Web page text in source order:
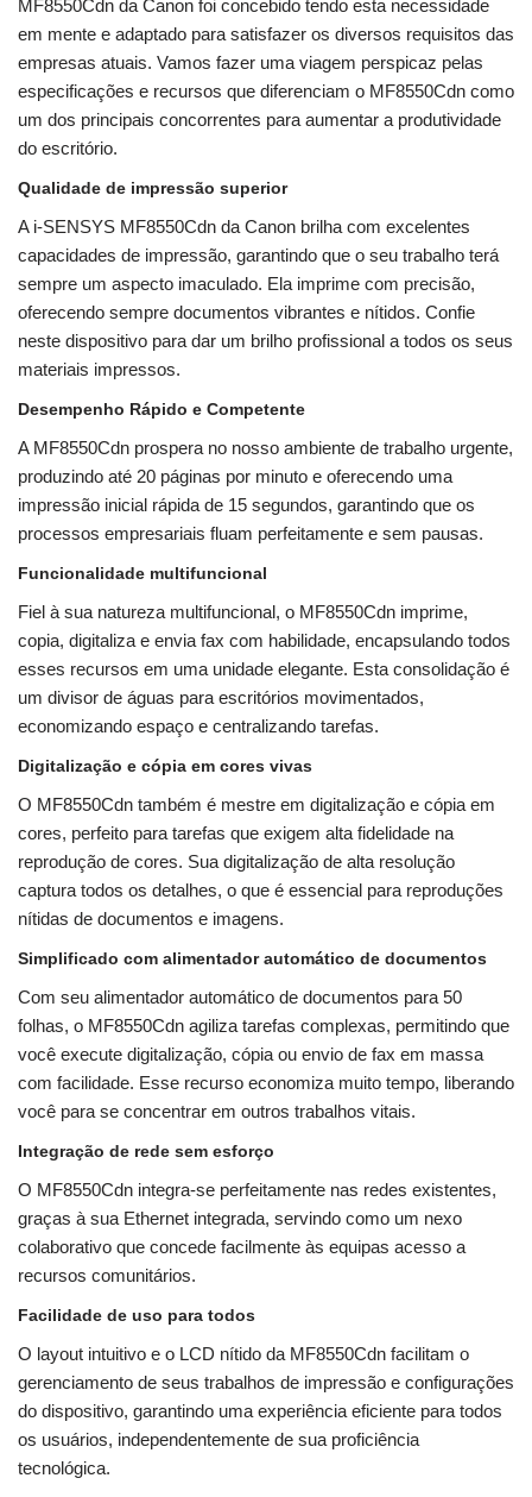
MF8550Cdn da Canon foi concebido tendo esta necessidade
em mente e adaptado para satisfazer os diversos requisitos das
empresas atuais. Vamos fazer uma viagem perspicaz pelas
especificações e recursos que diferenciam o MF8550Cdn como
um dos principais concorrentes para aumentar a produtividade
do escritório.
Qualidade de impressão superior
A i-SENSYS MF8550Cdn da Canon brilha com excelentes
capacidades de impressão, garantindo que o seu trabalho terá
sempre um aspecto imaculado. Ela imprime com precisão,
oferecendo sempre documentos vibrantes e nítidos. Confie
neste dispositivo para dar um brilho profissional a todos os seus
materiais impressos.
Desempenho Rápido e Competente
A MF8550Cdn prospera no nosso ambiente de trabalho urgente,
produzindo até 20 páginas por minuto e oferecendo uma
impressão inicial rápida de 15 segundos, garantindo que os
processos empresariais fluam perfeitamente e sem pausas.
Funcionalidade multifuncional
Fiel à sua natureza multifuncional, o MF8550Cdn imprime,
copia, digitaliza e envia fax com habilidade, encapsulando todos
esses recursos em uma unidade elegante. Esta consolidação é
um divisor de águas para escritórios movimentados,
economizando espaço e centralizando tarefas.
Digitalização e cópia em cores vivas
O MF8550Cdn também é mestre em digitalização e cópia em
cores, perfeito para tarefas que exigem alta fidelidade na
reprodução de cores. Sua digitalização de alta resolução
captura todos os detalhes, o que é essencial para reproduções
nítidas de documentos e imagens.
Simplificado com alimentador automático de documentos
Com seu alimentador automático de documentos para 50
folhas, o MF8550Cdn agiliza tarefas complexas, permitindo que
você execute digitalização, cópia ou envio de fax em massa
com facilidade. Esse recurso economiza muito tempo, liberando
você para se concentrar em outros trabalhos vitais.
Integração de rede sem esforço
O MF8550Cdn integra-se perfeitamente nas redes existentes,
graças à sua Ethernet integrada, servindo como um nexo
colaborativo que concede facilmente às equipas acesso a
recursos comunitários.
Facilidade de uso para todos
O layout intuitivo e o LCD nítido da MF8550Cdn facilitam o
gerenciamento de seus trabalhos de impressão e configurações
do dispositivo, garantindo uma experiência eficiente para todos
os usuários, independentemente de sua proficiência
tecnológica.